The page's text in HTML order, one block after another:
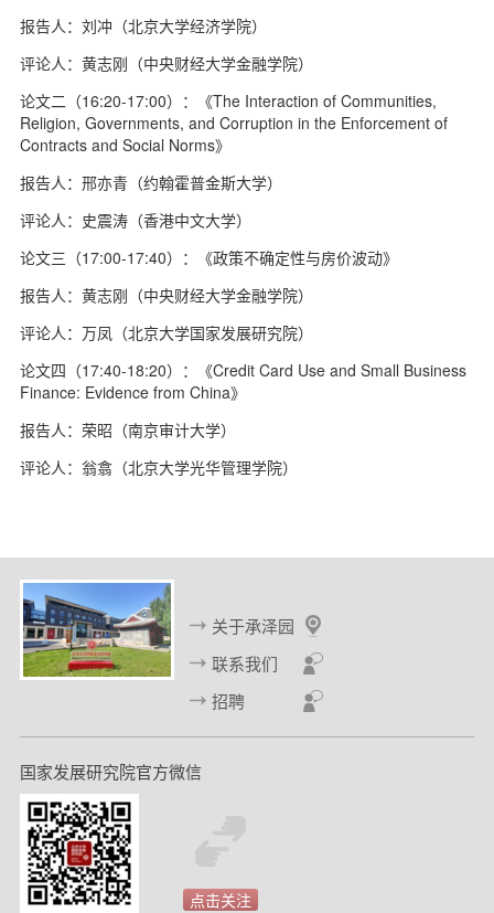
报告人：刘冲（北京大学经济学院）
评论人：黄志刚（中央财经大学金融学院）
论文二（16:20-17:00）：《The Interaction of Communities,
Religion, Governments, and Corruption in the Enforcement of
Contracts and Social Norms》
报告人：邢亦青（约翰霍普金斯大学）
评论人：史震涛（香港中文大学）
论文三（17:00-17:40）：《政策不确定性与房价波动》
报告人：黄志刚（中央财经大学金融学院）
评论人：万凤（北京大学国家发展研究院）
论文四（17:40-18:20）：《Credit Card Use and Small Business
Finance: Evidence from China》
报告人：荣昭（南京审计大学）
评论人：翁翕（北京大学光华管理学院）
关于承泽园
联系我们
招聘
国家发展研究院官方微信
点击关注